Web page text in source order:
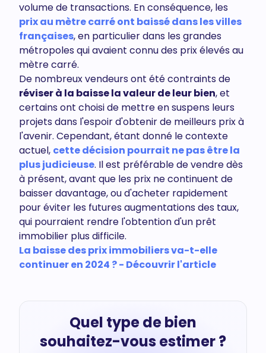
volume de transactions. En conséquence, les
prix au mètre carré ont baissé dans les villes
françaises, en particulier dans les grandes
métropoles qui avaient connu des prix élevés au
mètre carré.
De nombreux vendeurs ont été contraints de
réviser à la baisse la valeur de leur bien, et
certains ont choisi de mettre en suspens leurs
projets dans l'espoir d'obtenir de meilleurs prix à
l'avenir. Cependant, étant donné le contexte
actuel, cette décision pourrait ne pas être la
plus judicieuse. Il est préférable de vendre dès
à présent, avant que les prix ne continuent de
baisser davantage, ou d'acheter rapidement
pour éviter les futures augmentations des taux,
qui pourraient rendre l'obtention d'un prêt
immobilier plus difficile.
La baisse des prix immobiliers va-t-elle
continuer en 2024 ? - Découvrir l'article
Quel type de bien
souhaitez-vous estimer ?